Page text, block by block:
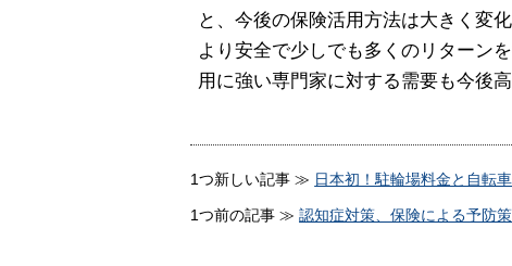
と、今後の保険活用方法は大きく変
より安全で少しでも多くのリターン
用に強い専門家に対する需要も今後
1つ新しい記事 ≫ 日本初！駐輪場料金と自転
1つ前の記事 ≫認知症対策、保険による予防